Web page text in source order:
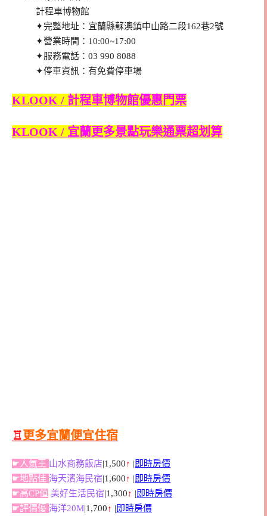
計程車博物館
✦完整地址：宜蘭縣蘇澳鎮中山路二段162巷2號
✦營業時間：10:00~17:00
✦服務電話：03 990 8088
✦停車資訊：有免費停車場
KLOOK / 計程車博物館優惠門票
KLOOK / 宜蘭更多景點玩樂通票超划算
♖ 更多宜蘭便宜住宿
☛人氣王 山水商務飯店|1,500↑ |即時房價
☛地點佳 海天濱海民宿|1,600↑ |即時房價
☛高CP值 美好生活民宿|1,300↑ |即時房價
☛評價優 海洋20M|1,700↑ |即時房價